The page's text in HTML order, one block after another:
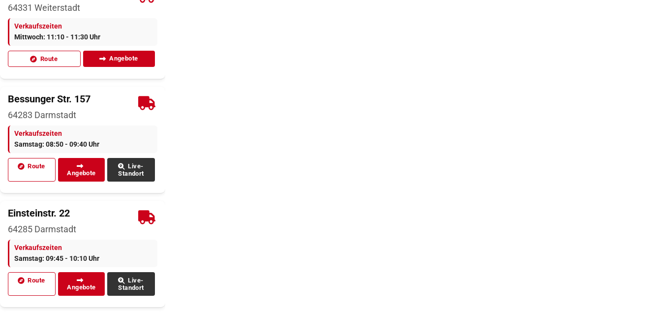
64331 Weiterstadt
Verkaufszeiten
Mittwoch: 11:10 - 11:30 Uhr
Route Angebote
Bessunger Str. 157
64283 Darmstadt
Verkaufszeiten
Samstag: 08:50 - 09:40 Uhr
Route
Angebote
Live-
Standort
Einsteinstr. 22
64285 Darmstadt
Verkaufszeiten
Samstag: 09:45 - 10:10 Uhr
Route
Angebote
Live-
Standort